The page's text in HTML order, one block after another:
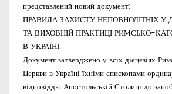
представлений новий документ:
ПРАВИЛА ЗАХИСТУ НЕПОВНОЛІТНІХ У
ТА ВИХОВНІЙ ПРАКТИЦІ РИМСЬКО-
В УКРАЇНІ.
Документ затверджено у всіх дієцезіях
Церкви в Україні їхніми єпископами
відповіддю Апостольській Столиці до